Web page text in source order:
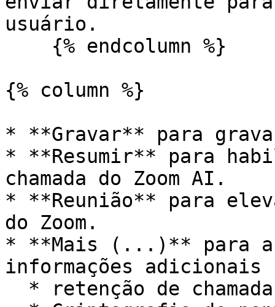
usuário.
{% column %}
* **Gravar** para
* **Resumir** para
chamada do Zoom AI.
* **Reunião** para
do Zoom.
* **Mais (...)** para
informações